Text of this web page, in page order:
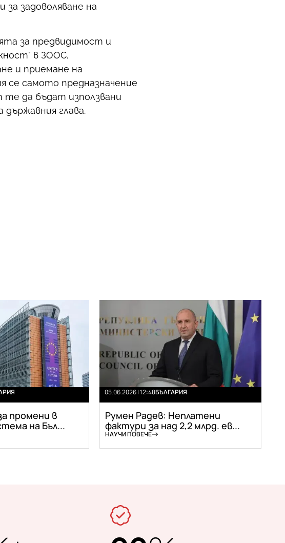
задоволяване на
за предвидимост и
в ЗООС,
и приемане на
самото предназначение
да бъдат използвани
глава.
промени в
на Бъл...
05.06.2026 | 12:48БЪЛГАРИЯ
Румен Радев: Неплатени
фактури за над 2,2 млрд. ев...
НАУЧИ ПОВЕЧЕ